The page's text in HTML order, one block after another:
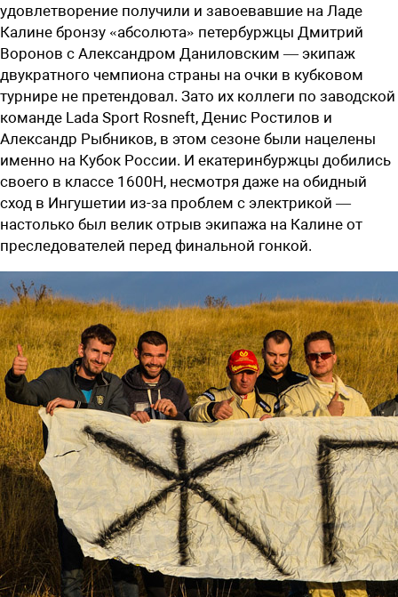
удовлетворение получили и завоевавшие на Ладе
Калине бронзу «абсолюта» петербуржцы Дмитрий
Воронов с Александром Даниловским — экипаж
двукратного чемпиона страны на очки в кубковом
турнире не претендовал. Зато их коллеги по заводской
команде Lada Sport Rosneft, Денис Ростилов и
Александр Рыбников, в этом сезоне были нацелены
именно на Кубок России. И екатеринбуржцы добились
своего в классе 1600Н, несмотря даже на обидный
сход в Ингушетии из-за проблем с электрикой —
настолько был велик отрыв экипажа на Калине от
преследователей перед финальной гонкой.